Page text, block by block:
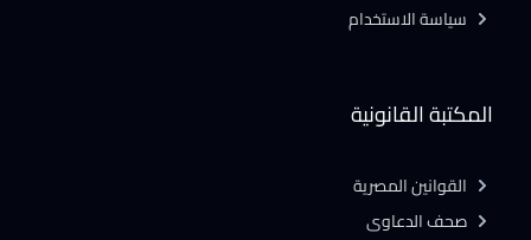
المكتبة القانونية
القوانين المصرية
صحف الدعاوى
سياسة الاستخدام